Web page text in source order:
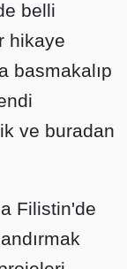
belli
hikaye
basmakalıp
ve buradan
Filistin'de